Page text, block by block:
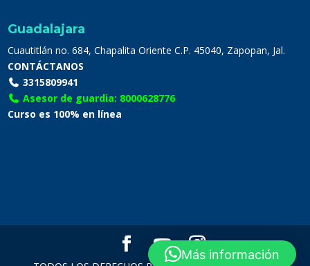
Guadalajara
Cuautitlán no. 684, Chapalita Oriente C.P. 45040, Zapopan, Jal.
CONTÁCTANOS
3315809941
Asesor de guardia: 8000628776
Curso es 100% en línea
Más información